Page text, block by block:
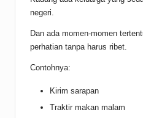
negeri.
Dan ada momen-momen
perhatian tanpa harus ribet.
Contohnya:
Kirim sarapan
Traktir makan malam